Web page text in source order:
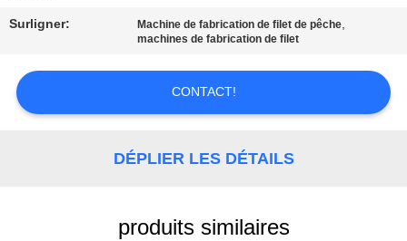
NOUS
CONTACTER
DEMANDEZ
Surligner: Machine de fabrication de filet de pêche,
machines de fabrication de filet
CONTACT!
DÉPLIER LES DÉTAILS
produits similaires